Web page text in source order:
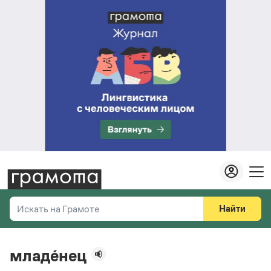
Искать на Грамоте
Справочная служба
Найти
младе́нец